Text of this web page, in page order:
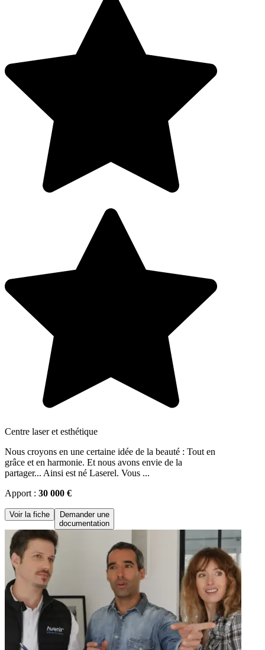
Centre laser et esthétique
Nous croyons en une certaine idée de la beauté : Tout en
grâce et en harmonie. Et nous avons envie de la
partager... Ainsi est né Laserel. Vous ...
Apport : 30 000 €
Voir la fiche
Demander une
documentation